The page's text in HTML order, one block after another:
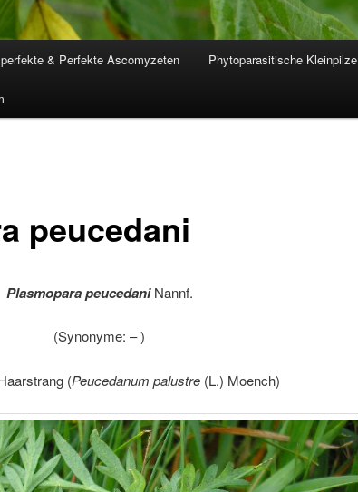
& Perfekte Ascomyzeten Phytoparasitische Kleinpilze
peucedani
Plasmopara peucedaniNannf.
(Synonyme: – )
(Peucedanum palustre(L.) Moench)